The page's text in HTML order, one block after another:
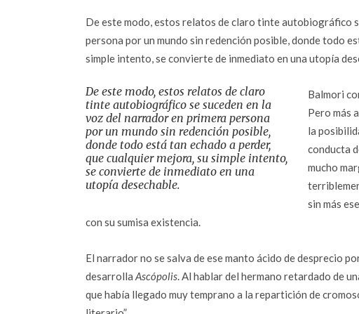
De este modo, estos relatos de claro tinte autobiográfico
persona por un mundo sin redención posible, donde todo
simple intento, se convierte de inmediato en una utopía
De este modo, estos relatos de claro
tinte autobiográfico se suceden en la
voz del narrador en primera persona
por un mundo sin redención posible,
donde todo está tan echado a perder,
que cualquier mejora, su simple intento,
se convierte de inmediato en una
utopía desechable.
Balmori
Pero más
la
conducta
mucho
sin más
con su sumisa existencia.
El narrador no se salva de ese manto ácido de desprecio
desarrolla Ascópolis. Al hablar del hermano retardado de
que había llegado muy temprano a la repartición de